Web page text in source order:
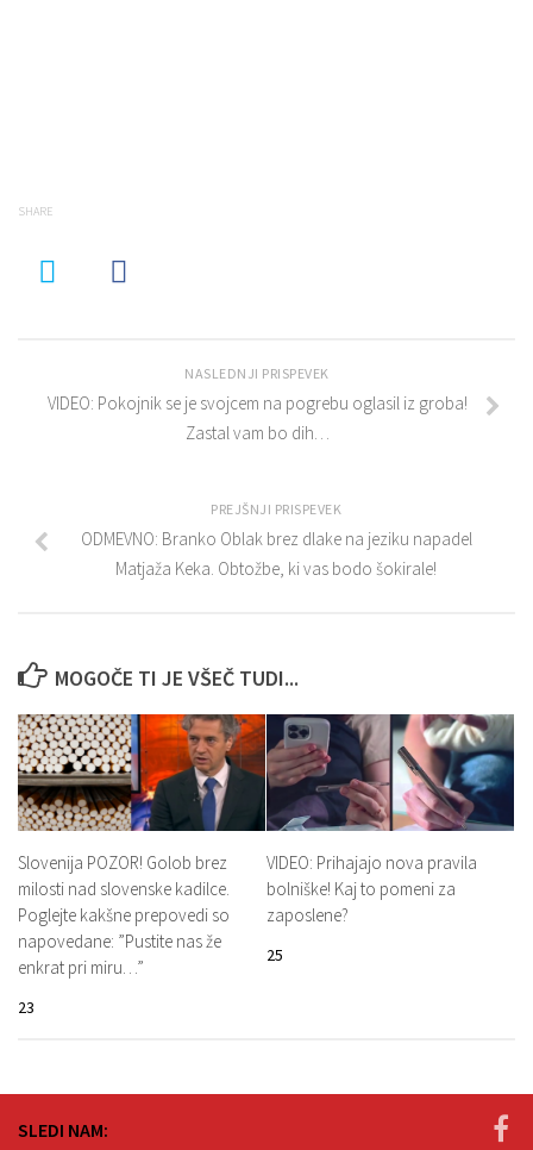
SHARE
NASLEDNJI PRISPEVEK
VIDEO: Pokojnik se je svojcem na pogrebu oglasil iz groba!
Zastal vam bo dih…
PREJŠNJI PRISPEVEK
ODMEVNO: Branko Oblak brez dlake na jeziku napadel
Matjaža Keka. Obtožbe, ki vas bodo šokirale!
MOGOČE TI JE VŠEČ TUDI...
Slovenija POZOR! Golob brez
milosti nad slovenske kadilce.
Poglejte kakšne prepovedi so
napovedane: ”Pustite nas že
enkrat pri miru…”
23
VIDEO: Prihajajo nova pravila
bolniške! Kaj to pomeni za
zaposlene?
25
SLEDI NAM: